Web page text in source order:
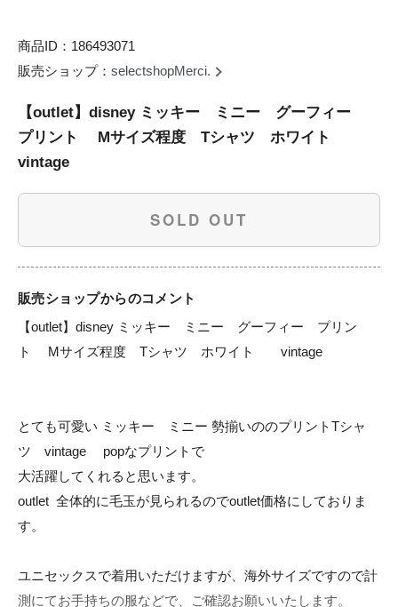
商品ID：186493071
販売ショップ： selectshopMerci.
【outlet】disney ミッキー ミニー グーフィー
プリント Mサイズ程度 Tシャツ ホワイト
vintage
SOLD OUT
販売ショップからのコメント
【outlet】disney ミッキー　ミニー　グーフィー　プリン
ト　 Mサイズ程度　Tシャツ　ホワイト　　vintage
とても可愛い ミッキー　ミニー 勢揃いののプリントTシャ
ツ　vintage 　popなプリントで
大活躍してくれると思います。
outlet  全体的に毛玉が見られるのでoutlet価格にしておりま
す。
ユニセックスで着用いただけますが、海外サイズですので計
測にてお手持ちの服などで、ご確認お願いいたします。